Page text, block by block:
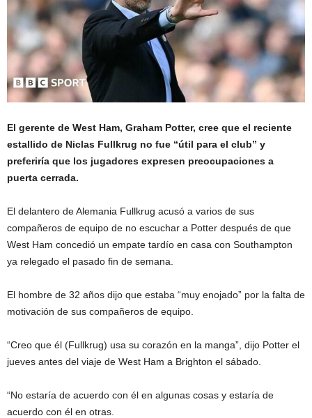
El gerente de West Ham, Graham Potter, cree que el reciente
estallido de Niclas Fullkrug no fue “útil para el club” y
preferiría que los jugadores expresen preocupaciones a
puerta cerrada.
El delantero de Alemania Fullkrug acusó a varios de sus
compañeros de equipo de no escuchar a Potter después de que
West Ham concedió un empate tardío en casa con Southampton
ya relegado el pasado fin de semana.
El hombre de 32 años dijo que estaba “muy enojado” por la falta de
motivación de sus compañeros de equipo.
“Creo que él (Fullkrug) usa su corazón en la manga”, dijo Potter el
jueves antes del viaje de West Ham a Brighton el sábado.
“No estaría de acuerdo con él en algunas cosas y estaría de
acuerdo con él en otras.